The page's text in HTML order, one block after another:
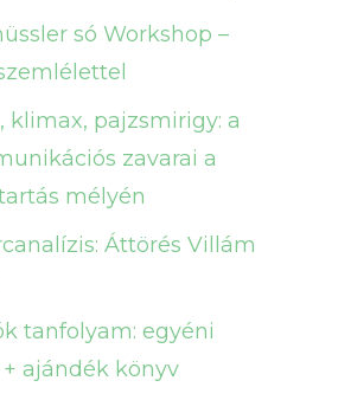
só Workshop –
klimax, pajzsmirigy: a
zavarai a
mélyén
Áttörés Villám
tanfolyam: egyéni
ajándék könyv